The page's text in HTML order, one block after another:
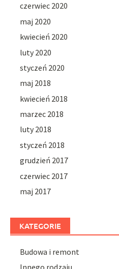
czerwiec 2020
maj 2020
kwiecień 2020
luty 2020
styczeń 2020
maj 2018
kwiecień 2018
marzec 2018
luty 2018
styczeń 2018
grudzień 2017
czerwiec 2017
maj 2017
KATEGORIE
Budowa i remont